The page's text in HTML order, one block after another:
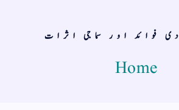
اک نسخہ کیمیا ساتھ لایا
فوائد اور سماجی اثرات
Home